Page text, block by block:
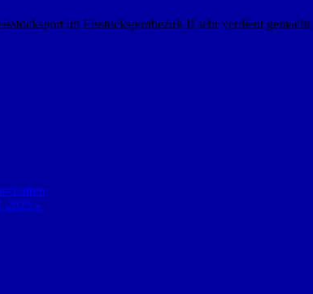
im Eisstocksportbezirk II sehr verdient gemacht.
2023 »